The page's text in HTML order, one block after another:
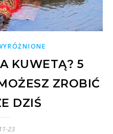
KUWETĄ? 5
ZROBIĆ
DZIŚ
23